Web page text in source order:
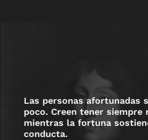
Las personas afortunadas
poco. Creen tener siempre
mientras la fortuna
conducta.